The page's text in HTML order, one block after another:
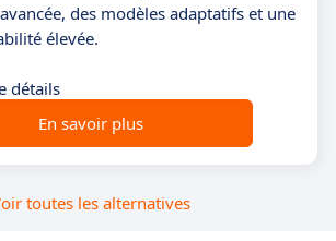
des modèles adaptatifs et une
élevée.
détails
En savoir plus
toutes les alternatives